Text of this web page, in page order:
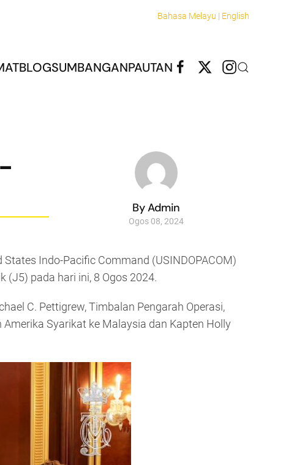
Bahasa Melayu | English
BLOGSUMBANGANPAUTAN
By Admin
Ogos 08, 2024
Indo-Pacific Command (USINDOPACOM)
(J5) pada hari ini, 8 Ogos 2024.
C. Pettigrew, Timbalan Pengarah Operasi,
Syarikat ke Malaysia dan Kapten Holly